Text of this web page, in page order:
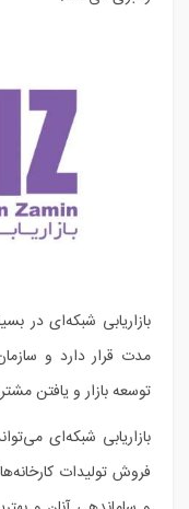
بازاریابی شبکه‌ای در
مدت قرار دارد و
توسعه بازار و یافتن
بازاریابی شبکه‌ای
فروش تولیدات